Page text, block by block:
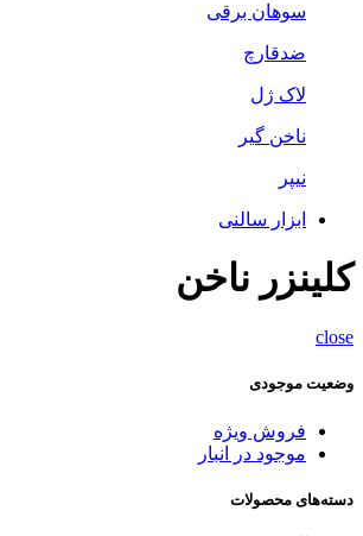
سوهان برقی
ضدقارچ
لاک ژل
ناخن گیر
نیپر
ابزار سالنی
کلینزر ناخن
close
وضعیت موجودی
فروش ویژه
موجود در انبار
دسته‌های محصولات